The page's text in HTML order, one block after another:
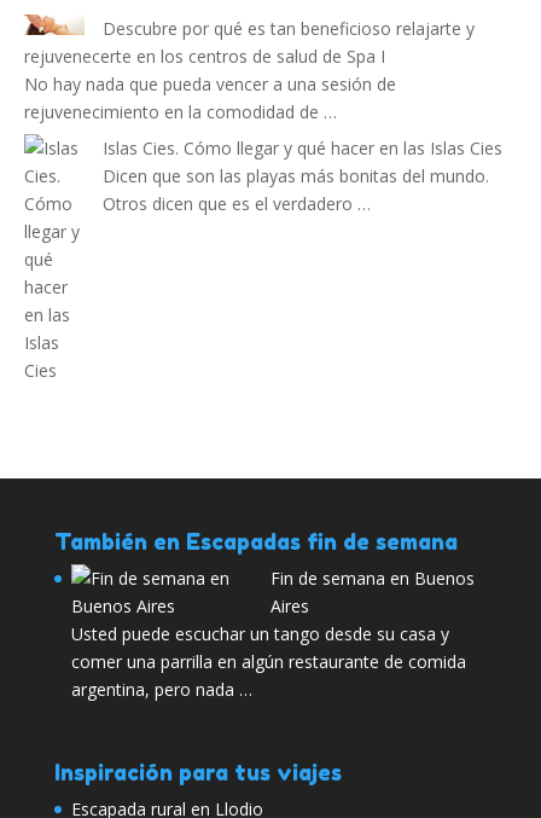
Descubre por qué es tan beneficioso relajarte y
rejuvenecerte en los centros de salud de Spa I
No hay nada que pueda vencer a una sesión de
rejuvenecimiento en la comodidad de …
Islas Cies. Cómo llegar y qué hacer en las Islas Cies
Dicen que son las playas más bonitas del mundo.
Otros dicen que es el verdadero …
También en Escapadas fin de semana
Fin de semana en Buenos
Aires
Usted puede escuchar un tango desde su casa y
comer una parrilla en algún restaurante de comida
argentina, pero nada …
Inspiración para tus viajes
Escapada rural en Llodio